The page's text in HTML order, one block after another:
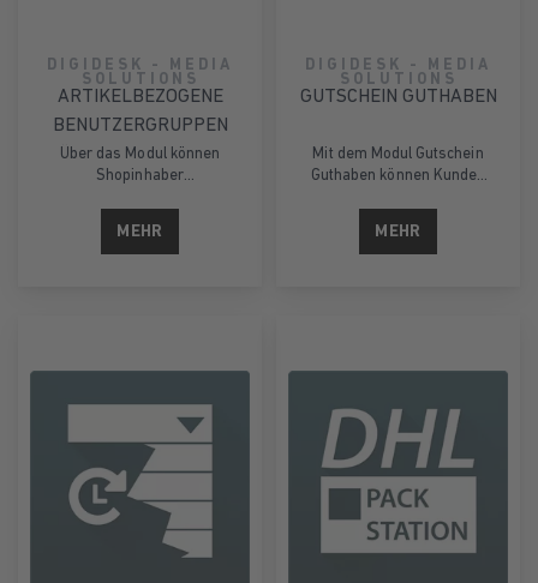
DIGIDESK - MEDIA
SOLUTIONS
ARTIKELBEZOGENE
BENUTZERGRUPPEN
Über das Modul können
Shopinhaber
erstellen, um zu erfahren
MEHR
DIGIDESK - MEDIA
SOLUTIONS
GUTSCHEIN GUTHABEN
Mit dem Modul Gutschein
Guthaben können Kunden
Gutscheincode ist solange
MEHR